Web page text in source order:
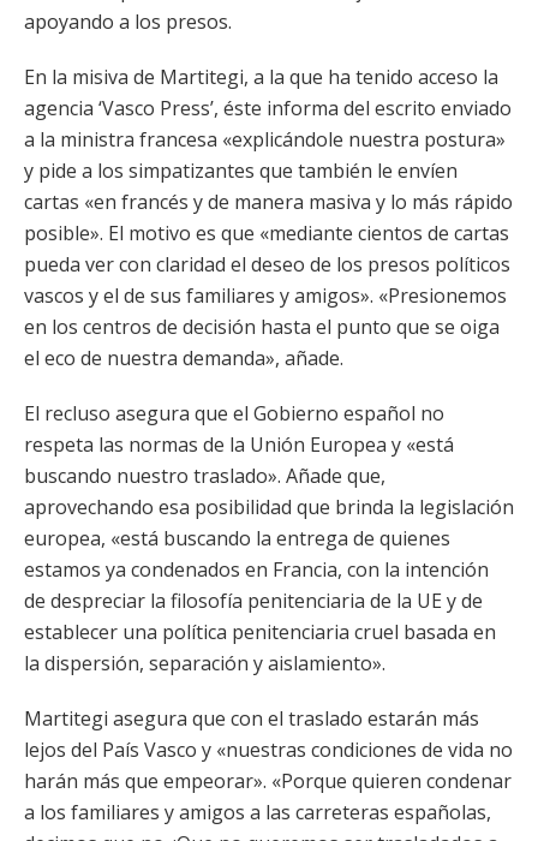
apoyando a los presos.
En la misiva de Martitegi, a la que ha tenido acceso la
agencia ‘Vasco Press’, éste informa del escrito enviado
a la ministra francesa «explicándole nuestra postura»
y pide a los simpatizantes que también le envíen
cartas «en francés y de manera masiva y lo más rápido
posible». El motivo es que «mediante cientos de cartas
pueda ver con claridad el deseo de los presos políticos
vascos y el de sus familiares y amigos». «Presionemos
en los centros de decisión hasta el punto que se oiga
el eco de nuestra demanda», añade.
El recluso asegura que el Gobierno español no
respeta las normas de la Unión Europea y «está
buscando nuestro traslado». Añade que,
aprovechando esa posibilidad que brinda la legislación
europea, «está buscando la entrega de quienes
estamos ya condenados en Francia, con la intención
de despreciar la filosofía penitenciaria de la UE y de
establecer una política penitenciaria cruel basada en
la dispersión, separación y aislamiento».
Martitegi asegura que con el traslado estarán más
lejos del País Vasco y «nuestras condiciones de vida no
harán más que empeorar». «Porque quieren condenar
a los familiares y amigos a las carreteras españolas,